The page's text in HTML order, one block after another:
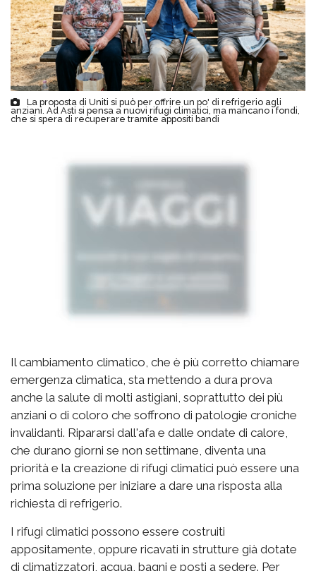
La proposta di Uniti si può per offrire un po' di refrigerio agli
anziani. Ad Asti si pensa a nuovi rifugi climatici, ma mancano i fondi,
che si spera di recuperare tramite appositi bandi
Il cambiamento climatico, che è più corretto chiamare
emergenza climatica, sta mettendo a dura prova
anche la salute di molti astigiani, soprattutto dei più
anziani o di coloro che soffrono di patologie croniche
invalidanti. Ripararsi dall'afa e dalle ondate di calore,
che durano giorni se non settimane, diventa una
priorità e la creazione di rifugi climatici può essere una
prima soluzione per iniziare a dare una risposta alla
richiesta di refrigerio.
I rifugi climatici possono essere costruiti
appositamente, oppure ricavati in strutture già dotate
di climatizzatori, acqua, bagni e posti a sedere. Per